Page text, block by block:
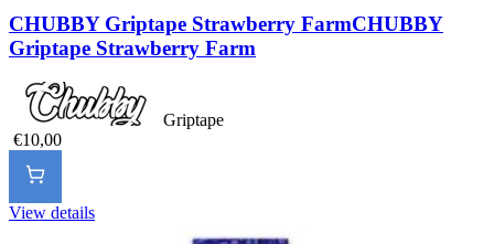
CHUBBY Griptape Strawberry FarmCHUBBY
Griptape Strawberry Farm
Griptape
€10,00
View details